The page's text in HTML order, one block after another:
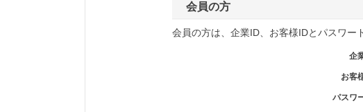
会員の方
会員の方は、企業ID、お客様IDとパスワー
企
お客
パスワ